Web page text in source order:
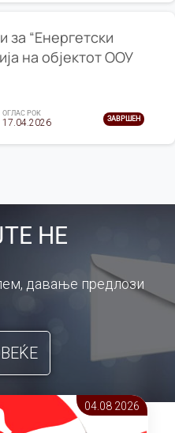
за “Енергетски
на објектот ООУ
ОГЛАС РОК
17.04.2026 ЗАВРШЕН
НЕ
давање предлози
04.08 2026